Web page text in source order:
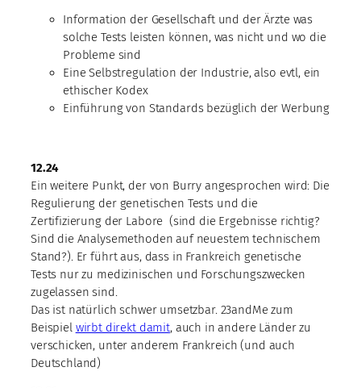
Information der Gesellschaft und der Ärzte was
solche Tests leisten können, was nicht und wo die
Probleme sind
Eine Selbstregulation der Industrie, also evtl, ein
ethischer Kodex
Einführung von Standards bezüglich der Werbung
12.24
Ein weitere Punkt, der von Burry angesprochen wird: Die
Regulierung der genetischen Tests und die
Zertifizierung der Labore (sind die Ergebnisse richtig?
Sind die Analysemethoden auf neuestem technischem
Stand?). Er führt aus, dass in Frankreich genetische
Tests nur zu medizinischen und Forschungszwecken
zugelassen sind.
Das ist natürlich schwer umsetzbar. 23andMe zum
Beispiel wirbt direkt damit, auch in andere Länder zu
verschicken, unter anderem Frankreich (und auch
Deutschland)